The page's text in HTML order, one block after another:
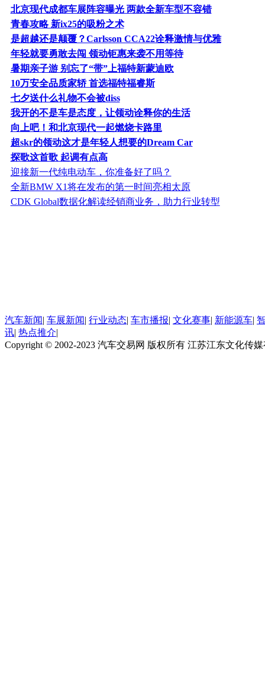
北京现代成都车展阵容曝光 两款全新车型不容错
青春攻略 新ix25的吸粉之术
是超越还是颠覆？Carlsson CCA22诠释激情与优雅
年轻就要勇敢去闯 领动钜惠来袭不用等待
暑期亲子游 别忘了“带”上福特新蒙迪欧
10万安全品质家轿 首选福特福睿斯
七夕送什么礼物不会被diss
我开的不是车是态度，让领动诠释你的生活
向上吧！和北京现代一起燃烧卡路里
超skr的领动这才是年轻人想要的Dream Car
探歌这首歌 起调有点高
迎接新一代纯电动车，你准备好了吗？
全新BMW X1将在发布的第一时间亮相太原
CDK Global数据化解读经销商业务，助力行业转型
汽车新闻| 车展新闻| 行业动态| 车市播报| 文化赛事| 新能源车|
讯| 热点推介|
Copyright © 2002-2023 汽车交易网 版权所有 江苏江东文化传